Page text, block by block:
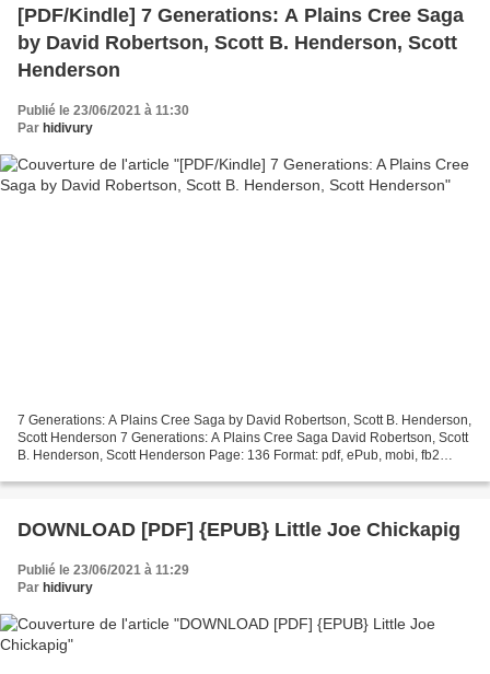
[PDF/Kindle] 7 Generations: A Plains Cree Saga
by David Robertson, Scott B. Henderson, Scott
Henderson
Publié le 23/06/2021 à 11:30
Par hidivury
7 Generations: A Plains Cree Saga by David Robertson, Scott B. Henderson,
Scott Henderson 7 Generations: A Plains Cree Saga David Robertson, Scott
B. Henderson, Scott Henderson Page: 136 Format: pdf, ePub, mobi, fb2
DOWNLOAD [PDF] {EPUB} Little Joe Chickapig
Publié le 23/06/2021 à 11:29
Par hidivury